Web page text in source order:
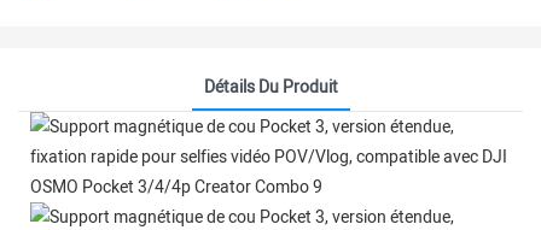
Détails Du Produit